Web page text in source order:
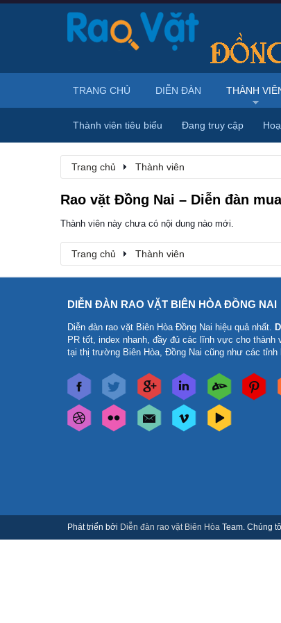
Trang chủ Thành viên
Rao vặt Đồng Nai – Diễn đàn
Thành viên này chưa có nội dung nào mới.
Trang chủ Thành viên
TRANG CHỦ DIỄN ĐÀN THÀNH
Thành viên tiêu biểu Đang truy cập
DIỄN ĐÀN RAO VẶT BIÊN HÒA ĐỒNG NAI
Diễn đàn rao vặt Biên Hòa Đồng Nai hiệu quả nhất.
PR tốt, index nhanh, đầy đủ các lĩnh vực cho thành
tại thị trường Biên Hòa, Đồng Nai cũng như các tỉnh
Phát triển bởi Diễn đàn rao vặt Biên Hòa Team. Chúng